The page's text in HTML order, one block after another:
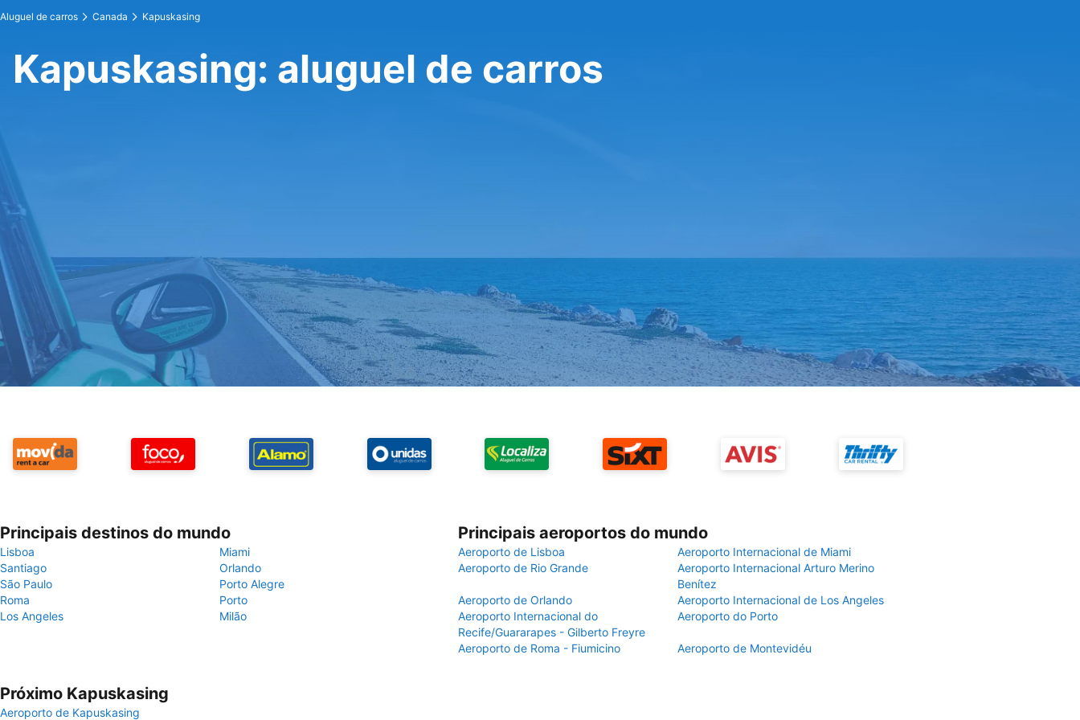
Aluguel de carros Canada Kapuskasing
Kapuskasing: aluguel de carros
Principais destinos do mundo
Lisboa
Miami
Santiago
Orlando
São Paulo
Porto Alegre
Roma
Porto
Los Angeles
Milão
Principais aeroportos do mundo
Aeroporto de Lisboa
Aeroporto Internacional de Miami
Aeroporto de Rio Grande
Aeroporto Internacional Arturo Merino
Benítez
Aeroporto de Orlando
Aeroporto Internacional de Los Angeles
Aeroporto Internacional do
Recife/Guararapes - Gilberto Freyre
Aeroporto do Porto
Aeroporto de Roma - Fiumicino Aeroporto de Montevidéu
Próximo Kapuskasing
Aeroporto de Kapuskasing